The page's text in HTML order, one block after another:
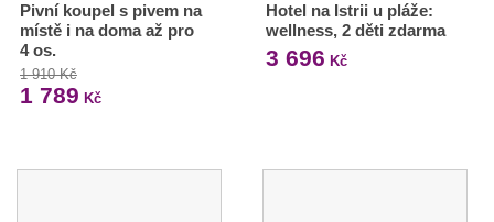
Pivní koupel s pivem na
místě i na doma až pro
4 os.
1 910 Kč
1 789 Kč
Hotel na Istrii u pláže:
wellness, 2 děti zdarma
3 696 Kč